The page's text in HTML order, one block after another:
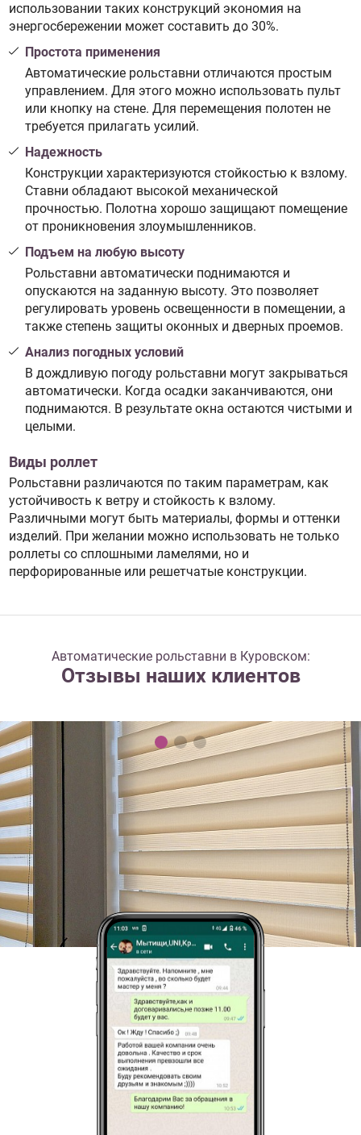
использовании таких конструкций экономия на
энергосбережении может составить до 30%.
Простота применения
Автоматические рольставни отличаются простым
управлением. Для этого можно использовать пульт
или кнопку на стене. Для перемещения полотен не
требуется прилагать усилий.
Надежность
Конструкции характеризуются стойкостью к взлому.
Ставни обладают высокой механической
прочностью. Полотна хорошо защищают помещение
от проникновения злоумышленников.
Подъем на любую высоту
Рольставни автоматически поднимаются и
опускаются на заданную высоту. Это позволяет
регулировать уровень освещенности в помещении, а
также степень защиты оконных и дверных проемов.
Анализ погодных условий
В дождливую погоду рольставни могут закрываться
автоматически. Когда осадки заканчиваются, они
поднимаются. В результате окна остаются чистыми и
целыми.
Виды роллет
Рольставни различаются по таким параметрам, как
устойчивость к ветру и стойкость к взлому.
Различными могут быть материалы, формы и оттенки
изделий. При желании можно использовать не только
роллеты со сплошными ламелями, но и
перфорированные или решетчатые конструкции.
Автоматические рольставни в Куровском:
Отзывы наших клиентов